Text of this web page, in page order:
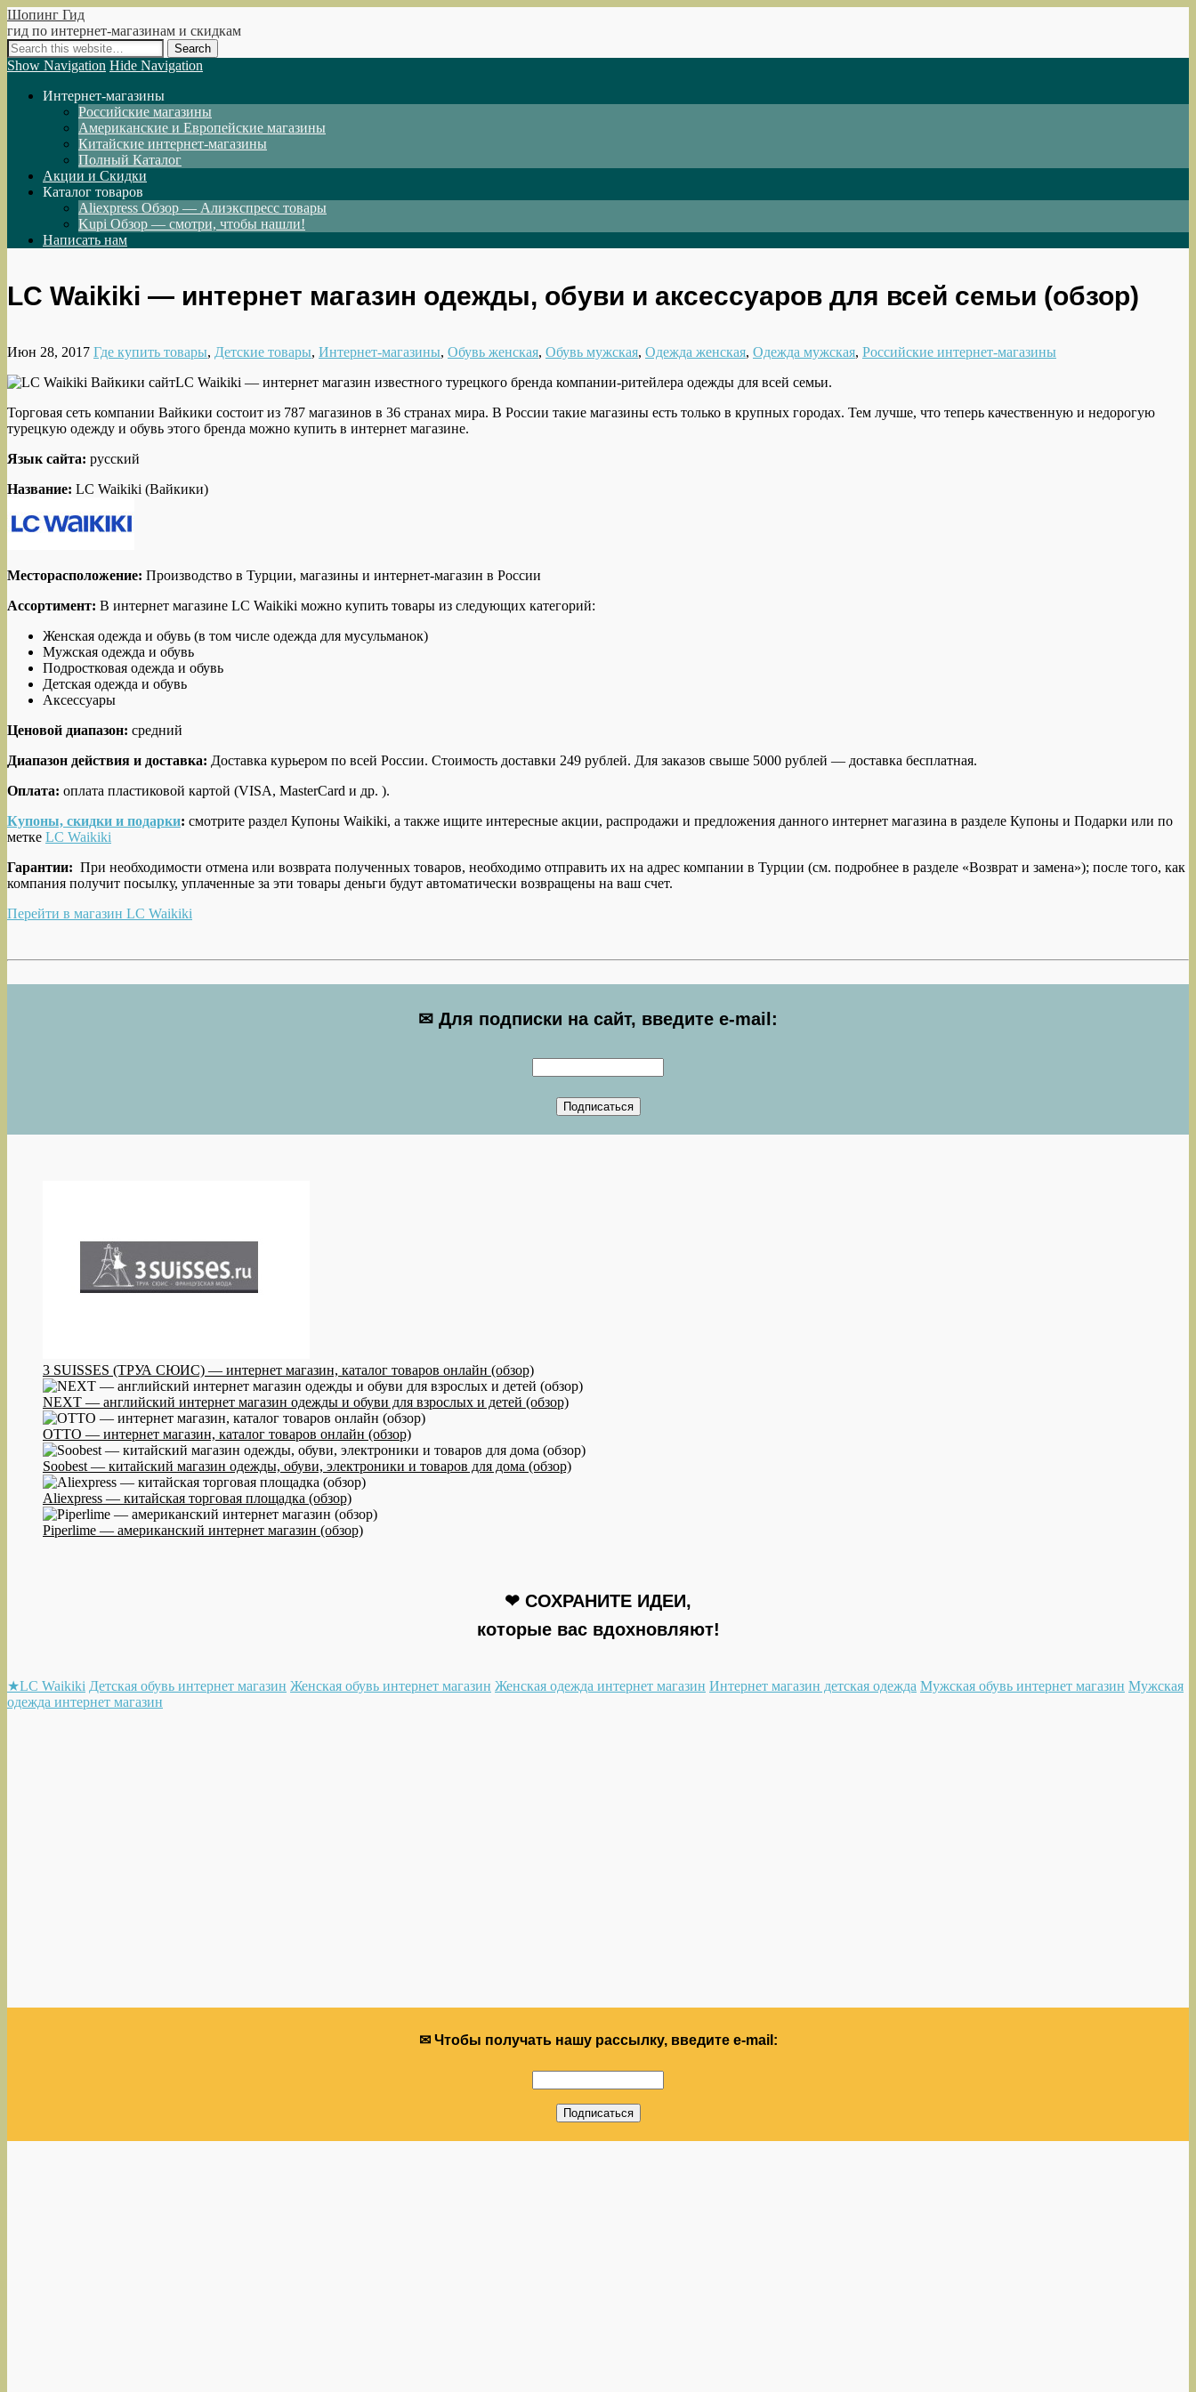
Шопинг Гид
гид по интернет-магазинам и скидкам
Show Navigation Hide Navigation
Интернет-магазины
Российские магазины
Американские и Европейские магазины
Китайские интернет-магазины
Полный Каталог
Акции и Скидки
Каталог товаров
Aliexpress Обзор — Алиэкспресс товары
Kupi Обзор — смотри, чтобы нашли!
Написать нам
LC Waikiki — интернет магазин одежды, обуви и аксессуаров для всей семьи (обзор)
Июн 28, 2017 Где купить товары, Детские товары, Интернет-магазины, Обувь женская, Обувь мужская, Одежда женская, Одежда мужская, Российские интернет-магазины
LC Waikiki — интернет магазин известного турецкого бренда компании-ритейлера одежды для всей семьи.
Торговая сеть компании Вайкики состоит из 787 магазинов в 36 странах мира. В России такие магазины есть только в крупных городах. Тем лучше, что теперь качественную и недорогую
турецкую одежду и обувь этого бренда можно купить в интернет магазине.
Язык сайта: русский
Название: LC Waikiki (Вайкики)
Месторасположение: Производство в Турции, магазины и интернет-магазин в России
Ассортимент: В интернет магазине LC Waikiki можно купить товары из следующих категорий:
Женская одежда и обувь (в том числе одежда для мусульманок)
Мужская одежда и обувь
Подростковая одежда и обувь
Детская одежда и обувь
Аксессуары
Ценовой диапазон: средний
Диапазон действия и доставка: Доставка курьером по всей России. Стоимость доставки 249 рублей. Для заказов свыше 5000 рублей — доставка бесплатная.
Оплата: оплата пластиковой картой (VISA, MasterCard и др. ).
Купоны, скидки и подарки: смотрите раздел Купоны Waikiki, а также ищите интересные акции, распродажи и предложения данного интернет магазина в разделе Купоны и Подарки или по
метке LC Waikiki
Гарантии: При необходимости отмена или возврата полученных товаров, необходимо отправить их на адрес компании в Турции (см. подробнее в разделе «Возврат и замена»); после того, как
компания получит посылку, уплаченные за эти товары деньги будут автоматически возвращены на ваш счет.
Перейти в магазин LC Waikiki
✉ Для подписки на сайт, введите e-mail:
3 SUISSES (ТРУА СЮИС) — интернет магазин, каталог товаров онлайн (обзор)
NEXT — английский интернет магазин одежды и обуви для взрослых и детей (обзор)
OTTO — интернет магазин, каталог товаров онлайн (обзор)
Soobest — китайский магазин одежды, обуви, электроники и товаров для дома (обзор)
Aliexpress — китайская торговая площадка (обзор)
Piperlime — американский интернет магазин (обзор)
❤ СОХРАНИТЕ ИДЕИ,
которые вас вдохновляют!
★LC Waikiki Детская обувь интернет магазин Женская обувь интернет магазин Женская одежда интернет магазин Интернет магазин детская одежда Мужская обувь интернет магазин Мужская
одежда интернет магазин
✉ Чтобы получать нашу рассылку, введите e-mail: